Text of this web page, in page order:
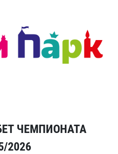
ЧЕМПИОНАТА
2026